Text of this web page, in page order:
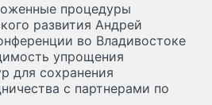
процедуры
развития Андрей
во Владивостоке
упрощения
для сохранения
с партнерами по